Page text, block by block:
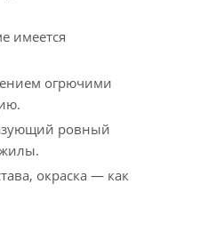
имеется
огрючими
ровный
окраска — как